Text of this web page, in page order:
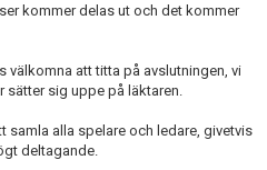
kommer delas ut och det kommer
välkomna att titta på avslutningen, vi
sätter sig uppe på läktaren.
samla alla spelare och ledare, givetvis
deltagande.